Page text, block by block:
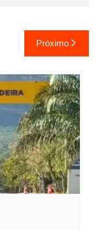
Próximo